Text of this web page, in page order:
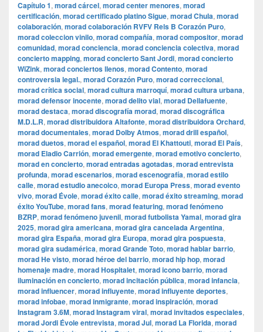
Capítulo 1, morad cárcel, morad center menores, morad
certificación, morad certificado platino Sigue, morad Chula, morad
colaboración, morad colaboración RVFV Rels B Corazón Puro,
morad coleccion vinilo, morad compañía, morad compositor, morad
comunidad, morad conciencia, morad conciencia colectiva, morad
concierto mapping, morad concierto Sant Jordi, morad concierto
WiZink, morad conciertos llenos, morad Contento, morad
controversia legal., morad Corazón Puro, morad correccional,
morad crítica social, morad cultura marroquí, morad cultura urbana,
morad defensor inocente, morad delito vial, morad Dellafuente,
morad destaca, morad discografía morad, morad discográfica
M.D.L.R, morad distribuidora Altafonte, morad distribuidora Orchard,
morad documentales, morad Dolby Atmos, morad drill español,
morad duetos, morad el español, morad El Khattouti, morad El País,
morad Eladio Carrión, morad emergente, morad emotivo concierto,
morad en concierto, morad entradas agotadas, morad entrevista
profunda, morad escenarios, morad escenografía, morad estilo
calle, morad estudio anecoico, morad Europa Press, morad evento
vivo, morad Évole, morad éxito calle, morad éxito streaming, morad
éxito YouTube, morad fans, morad featuring, morad fenómeno
BZRP, morad fenómeno juvenil, morad futbolista Yamal, morad gira
2025, morad gira americana, morad gira cancelada Argentina,
morad gira España, morad gira Europa, morad gira pospuesta,
morad gira sudamérica, morad Grande Toto, morad hablar barrio,
morad He visto, morad héroe del barrio, morad hip hop, morad
homenaje madre, morad Hospitalet, morad icono barrio, morad
iluminación en concierto, morad incitación pública, morad infancia,
morad influencer, morad influyente, morad influyente deportes,
morad infobae, morad inmigrante, morad inspiración, morad
Instagram 3.6M, morad Instagram viral, morad invitados especiales,
morad Jordi Évole entrevista, morad Jul, morad La Florida, morad